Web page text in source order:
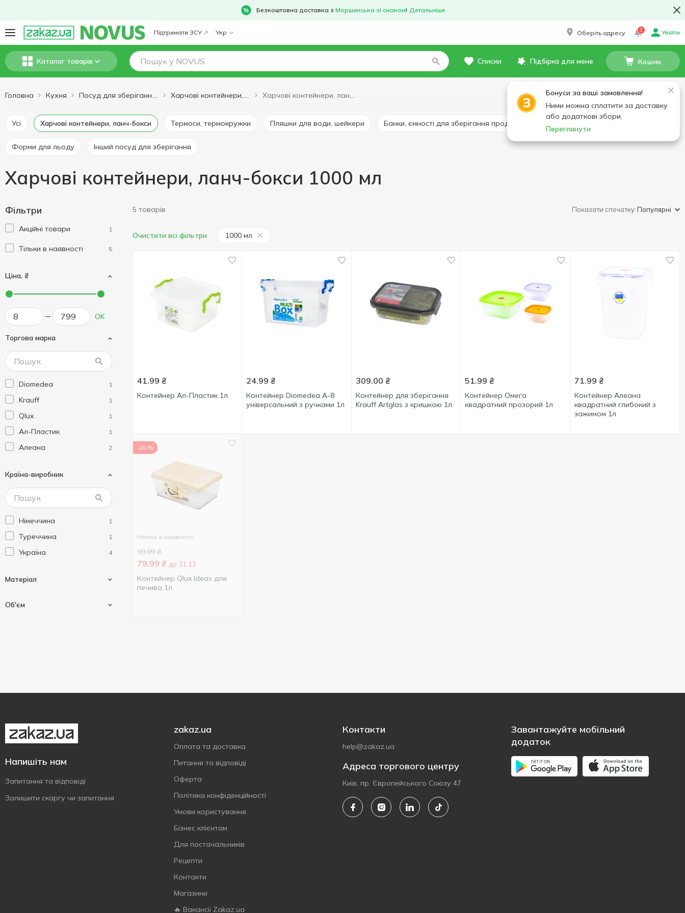
Безкоштовна доставка з Моршинська зі смаком! Детальніше
Підтримати ЗСУ Укр Оберіть адресу 1 Увійти
Каталог товарів Списки Підбірка для мене Кошик
Бонуси за ваші замовлення!
Ними можна сплатити за доставку
або додаткові збори.
Переглянути
Головна Кухня Харчові контейнери, ланч-бокси 1000 мл
Усі Харчові контейнери, ланч-бокси Термоси, термокружки Пляшки для води, шейкери Банки, ємності для зберігання продуктів
Форми для льоду Інший посуд для зберігання
Харчові контейнери, ланч-бокси 1000 мл
Фільтри
Акційні товари 1
Тільки в наявності 5
Ціна, ₴
OK
Торгова марка
Diomedea 1
Krauff 1
Qlux 1
Ал-Пластик 1
Алеана 2
Країна-виробник
Німеччина 1
Туреччина 1
Україна 4
Матеріал
Об'єм
370 мл
380 мл
400 мл
Показати більше
5 товарів Показати спочатку:Популярні
Очистити всі фільтри 1000 мл
41.99 ₴
Контейнер Ал-Пластик 1л
24.99 ₴
Контейнер Diomedea А-8
універсальний з ручками 1л
309.00 ₴
Контейнер для зберігання
Krauff Artglas з кришкою 1л
51.99 ₴
Контейнер Омега
квадратний прозорий 1л
71.99 ₴
Контейнер Алеана
квадратний глибокий з
зажимом 1л
-20 %
Немає в наявності
99.99 ₴
79.99 ₴ до 31.12
Контейнер Qlux Ideas для
печива 1л
Напишіть нам
Запитання та відповіді
Залишити скаргу чи запитання
zakaz.ua
Оплата та доставка
Питання та відповіді
Оферта
Політика конфіденційності
Умови користування
Бізнес клієнтам
Для постачальників
Рецепти
Контакти
Магазини
🔥 Вакансії Zakaz.ua
Контакти
help@zakaz.ua
Адреса торгового центру
Київ, пр. Європейського Союзу 47
Завантажуйте мобільний
додаток